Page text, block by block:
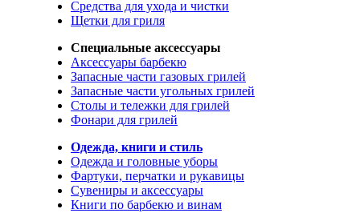
Средства для ухода и чистки
Щетки для гриля
Специальные аксессуары
Аксессуары барбекю
Запасные части газовых грилей
Запасные части угольных грилей
Столы и тележки для грилей
Фонари для грилей
Одежда, книги и стиль
Одежда и головные уборы
Фартуки, перчатки и рукавицы
Сувениры и аксессуары
Книги по барбекю и винам